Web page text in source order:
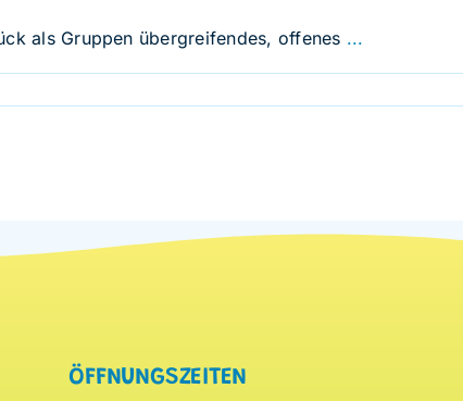
als Gruppen übergreifendes, offenes ...
ÖFFNUNGSZEITEN